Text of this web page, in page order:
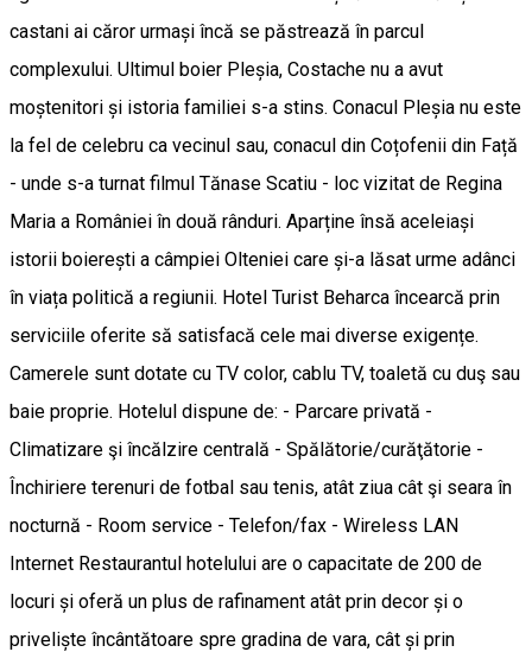
castani ai căror urmași încă se păstrează în parcul
complexului. Ultimul boier Pleșia, Costache nu a avut
moștenitori și istoria familiei s-a stins. Conacul Pleșia nu este
la fel de celebru ca vecinul sau, conacul din Coțofenii din Față
- unde s-a turnat filmul Tănase Scatiu - loc vizitat de Regina
Maria a României în două rânduri. Aparține însă aceleiași
istorii boierești a câmpiei Olteniei care și-a lăsat urme adânci
în viața politică a regiunii. Hotel Turist Beharca încearcă prin
serviciile oferite să satisfacă cele mai diverse exigențe.
Camerele sunt dotate cu TV color, cablu TV, toaletă cu duş sau
baie proprie. Hotelul dispune de: - Parcare privată -
Climatizare şi încălzire centrală - Spălătorie/curăţătorie -
Închiriere terenuri de fotbal sau tenis, atât ziua cât şi seara în
nocturnă - Room service - Telefon/fax - Wireless LAN
Internet Restaurantul hotelului are o capacitate de 200 de
locuri și oferă un plus de rafinament atât prin decor și o
priveliște încântătoare spre gradina de vara, cât și prin